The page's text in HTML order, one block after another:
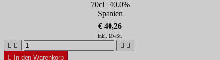
70cl | 40.0%
Spanien
€ 40,26
inkl. MwSt.
   

In den Warenkorb